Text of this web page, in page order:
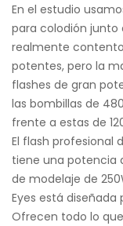
En el estudio
para colodión
realmente
potentes, pero la
flashes de gran
las bombillas de
frente a estas de
El flash profesional
tiene una potencia
de modelaje de
Eyes está
Ofrecen todo lo